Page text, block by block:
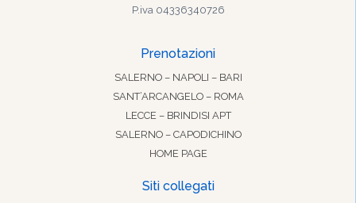
P.iva 04336340726
Prenotazioni
SALERNO – NAPOLI – BARI
SANT’ARCANGELO – ROMA
LECCE – BRINDISI APT
SALERNO – CAPODICHINO
HOME PAGE
Siti collegati